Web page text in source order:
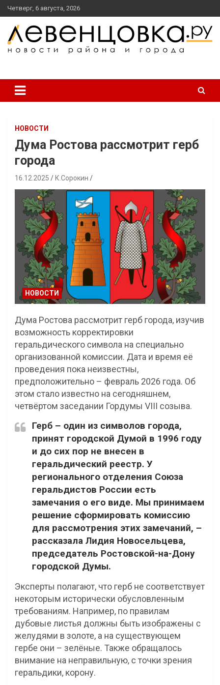
перейти
к
содержанию
Четверг, 6 августа, 2026
НОВОСТИ
Дума Ростова рассмотрит герб
города
16.12.2025 К.Сорокин
НОВОСТИ
Дума Ростова рассмотрит герб города, изучив
возможность корректировки
геральдического символа на специально
организованной комиссии. Дата и время её
проведения пока неизвестны,
предположительно – февраль 2026 года. Об
этом стало известно на сегодняшнем,
четвёртом заседании Гордумы VIII созыва.
Герб – один из символов города,
принят городской Думой в 1996 году
и до сих пор не внесен в
геральдический реестр. У
регионального отделения Союза
геральдистов России есть
замечания о его виде. Мы принимаем
решение сформировать комиссию
для рассмотрения этих замечаний, –
рассказала Лидия Новосельцева,
председатель Ростовской-на-Дону
городской Думы.
Эксперты полагают, что герб не соответствует
некоторым исторически обусловленным
требованиям. Например, по правилам
дубовые листья должны быть изображены с
желудями в золоте, а на существующем
гербе они – зелёные. Также обращалось
внимание на неправильную, с точки зрения
геральдики, корону.